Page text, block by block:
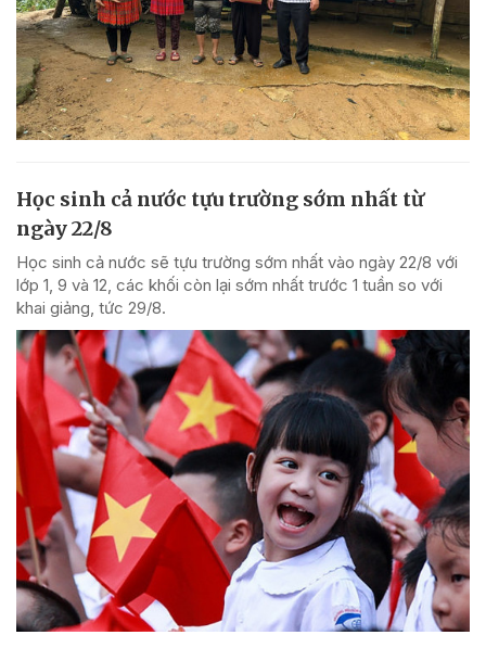
Học sinh cả nước tựu trường sớm nhất từ
ngày 22/8
Học sinh cả nước sẽ tựu trường sớm nhất vào ngày 22/8 với
lớp 1, 9 và 12, các khối còn lại sớm nhất trước 1 tuần so với
khai giảng, tức 29/8.